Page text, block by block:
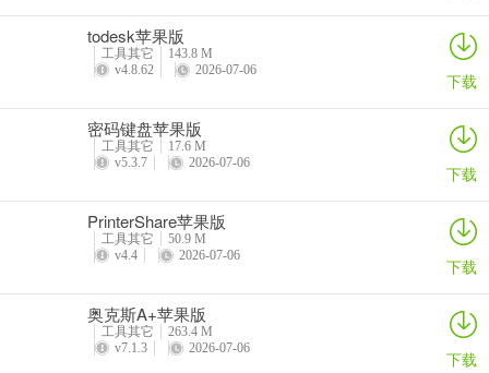
【如何设置被远程的电脑锁屏】
1、通过底部菜单栏进入设备列表，在其中找到自己连接过的电脑；
2、点击进入设备详情页面，点击锁定桌面，然后电脑就会进入锁屏状
ToDesk让远程办公更加流畅稳定，低延时、无卡顿，保障企业和员工
业务效率和生产力。通过端到端加密，任何第三方都无法访问数据，
todesk苹果版
工具其它
143.8 M
v4.8.62
2026-07-06 下载
密码键盘苹果版
工具其它
17.6 M
v5.3.7
2026-07-06 下载
PrinterShare苹果版
工具其它
50.9 M
v4.4
2026-07-06 下载
奥克斯A+苹果版
工具其它
263.4 M
v7.1.3
2026-07-06 下载